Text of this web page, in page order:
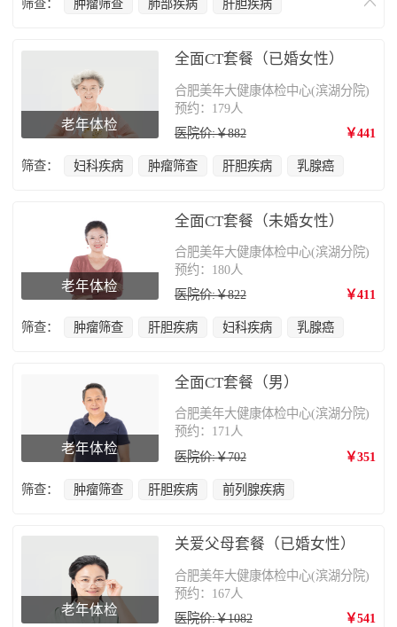
筛查： 肿瘤筛查 肺部疾病
肝胆疾病
老年体检
全面CT套餐（已婚女性）
合肥美年大健康体检中心(滨湖分院)
预约：179人
医院价:￥882
￥441
筛查： 妇科疾病 肿瘤筛查 肝胆疾病 乳腺癌
老年体检
全面CT套餐（未婚女性）
合肥美年大健康体检中心(滨湖分院)
预约：180人
医院价:￥822
￥411
筛查： 肿瘤筛查 肝胆疾病 妇科疾病 乳腺癌
老年体检
全面CT套餐（男）
合肥美年大健康体检中心(滨湖分院)
预约：171人
医院价:￥702
￥351
筛查： 肿瘤筛查 肝胆疾病 前列腺疾病
老年体检
关爱父母套餐（已婚女性）
合肥美年大健康体检中心(滨湖分院)
预约：167人
医院价:￥1082
￥541